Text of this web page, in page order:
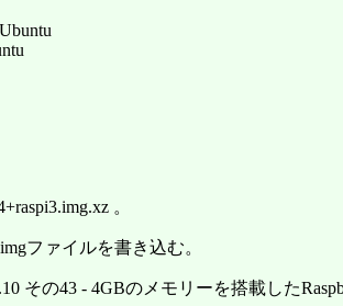
。
ファイルを書き込む。
その43 - 4GBのメモリーを搭載した